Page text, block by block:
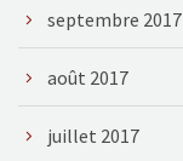
septembre 2017
août 2017
juillet 2017